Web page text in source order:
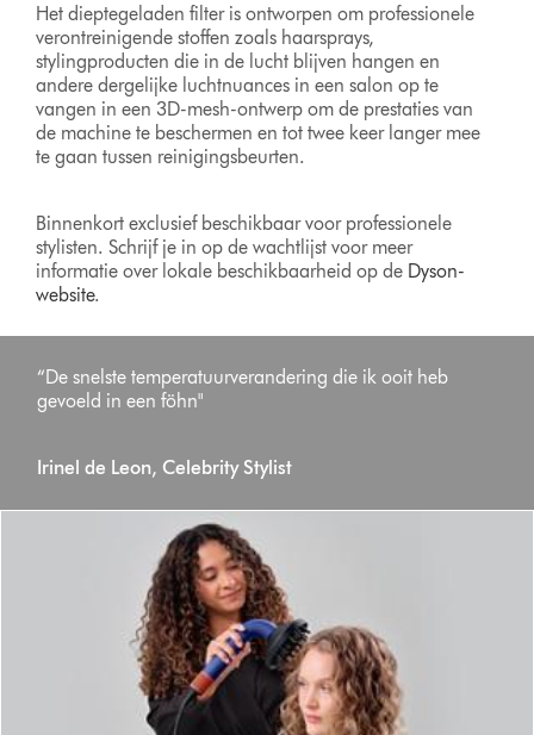
Het dieptegeladen filter is ontworpen om professionele
verontreinigende stoffen zoals haarsprays,
stylingproducten die in de lucht blijven hangen en
andere dergelijke luchtnuances in een salon op te
vangen in een 3D-mesh-ontwerp om de prestaties van
de machine te beschermen en tot twee keer langer mee
te gaan tussen reinigingsbeurten.
Binnenkort exclusief beschikbaar voor professionele
stylisten. Schrijf je in op de wachtlijst voor meer
informatie over lokale beschikbaarheid op de Dyson-
website.
“De snelste temperatuurverandering die ik ooit heb
gevoeld in een föhn"
Irinel de Leon, Celebrity Stylist